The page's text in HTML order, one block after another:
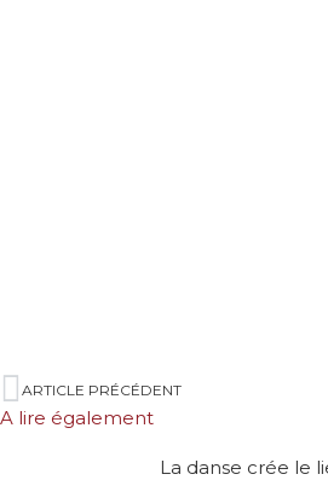
ARTICLE PRÉCÉDENT
A lire également
La danse crée le